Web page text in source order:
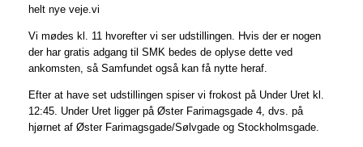
helt nye veje.vi
Vi mødes kl. 11 hvorefter vi ser udstillingen. Hvis der er nogen
der har gratis adgang til SMK bedes de oplyse dette ved
ankomsten, så Samfundet også kan få nytte heraf.
Efter at have set udstillingen spiser vi frokost på Under Uret kl.
12:45. Under Uret ligger på Øster Farimagsgade 4, dvs. på
hjørnet af Øster Farimagsgade/Sølvgade og Stockholmsgade.